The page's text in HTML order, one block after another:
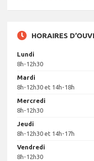
HORAIRES
Lundi
8h-12h30
Mardi
8h-12h30 et 14h-18h
Mercredi
8h-12h30
Jeudi
8h-12h30 et 14h-17h
Vendredi
8h-12h30